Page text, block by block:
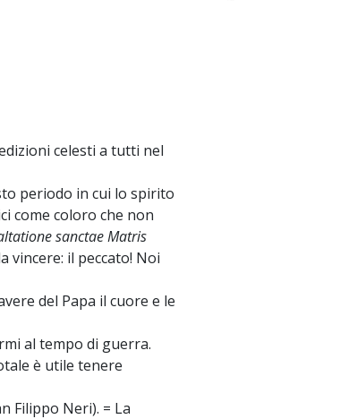
celesti a tutti nel
periodo in cui lo spirito
come coloro che non
sanctae Matris
vincere: il peccato! Noi
del Papa il cuore e le
al tempo di guerra.
è utile tenere
Filippo Neri). = La